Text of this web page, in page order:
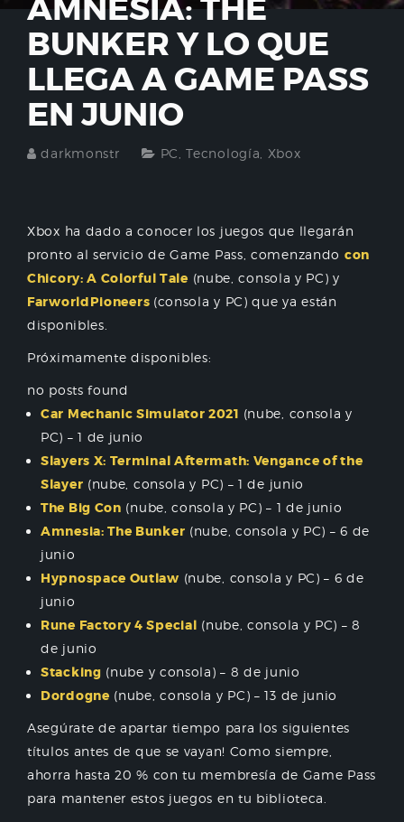
AMNESIA: THE
BUNKER Y LO QUE
LLEGA A GAME PASS
EN JUNIO
darkmonstr PC ,Tecnología Xbox
Xbox ha dado a conocer los juegos que llegarán
pronto al servicio de Game Pass, comenzando con
Chicory: A Colorful Tale (nube, consola y PC) y
FarworldPioneers (consola y PC) que ya están
disponibles.
Próximamente disponibles:
no posts found
Car Mechanic Simulator 2021 (nube, consola y
PC) – 1 de junio
Slayers X: Terminal Aftermath: Vengance of the
Slayer (nube, consola y PC) – 1 de junio
The Big Con (nube, consola y PC) – 1 de junio
Amnesia: The Bunker (nube, consola y PC) – 6 de
junio
Hypnospace Outlaw (nube, consola y PC) – 6 de
junio
Rune Factory 4 Special (nube, consola y PC) – 8
de junio
Stacking (nube y consola) – 8 de junio
Dordogne (nube, consola y PC) – 13 de junio
Asegúrate de apartar tiempo para los siguientes
títulos antes de que se vayan! Como siempre,
ahorra hasta 20 % con tu membresía de Game Pass
para mantener estos juegos en tu biblioteca.